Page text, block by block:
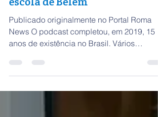
ferramenta de aprendizado
escola de Belém
Publicado originalmente no Portal Roma
anos de existência no Brasil. Vários
profissionais de...